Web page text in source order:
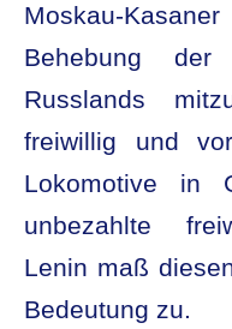
Moskau-
Behebung der
Russlands
freiwillig und
Lokomotive in
unbezahlte
Lenin maß
Bedeutung zu.